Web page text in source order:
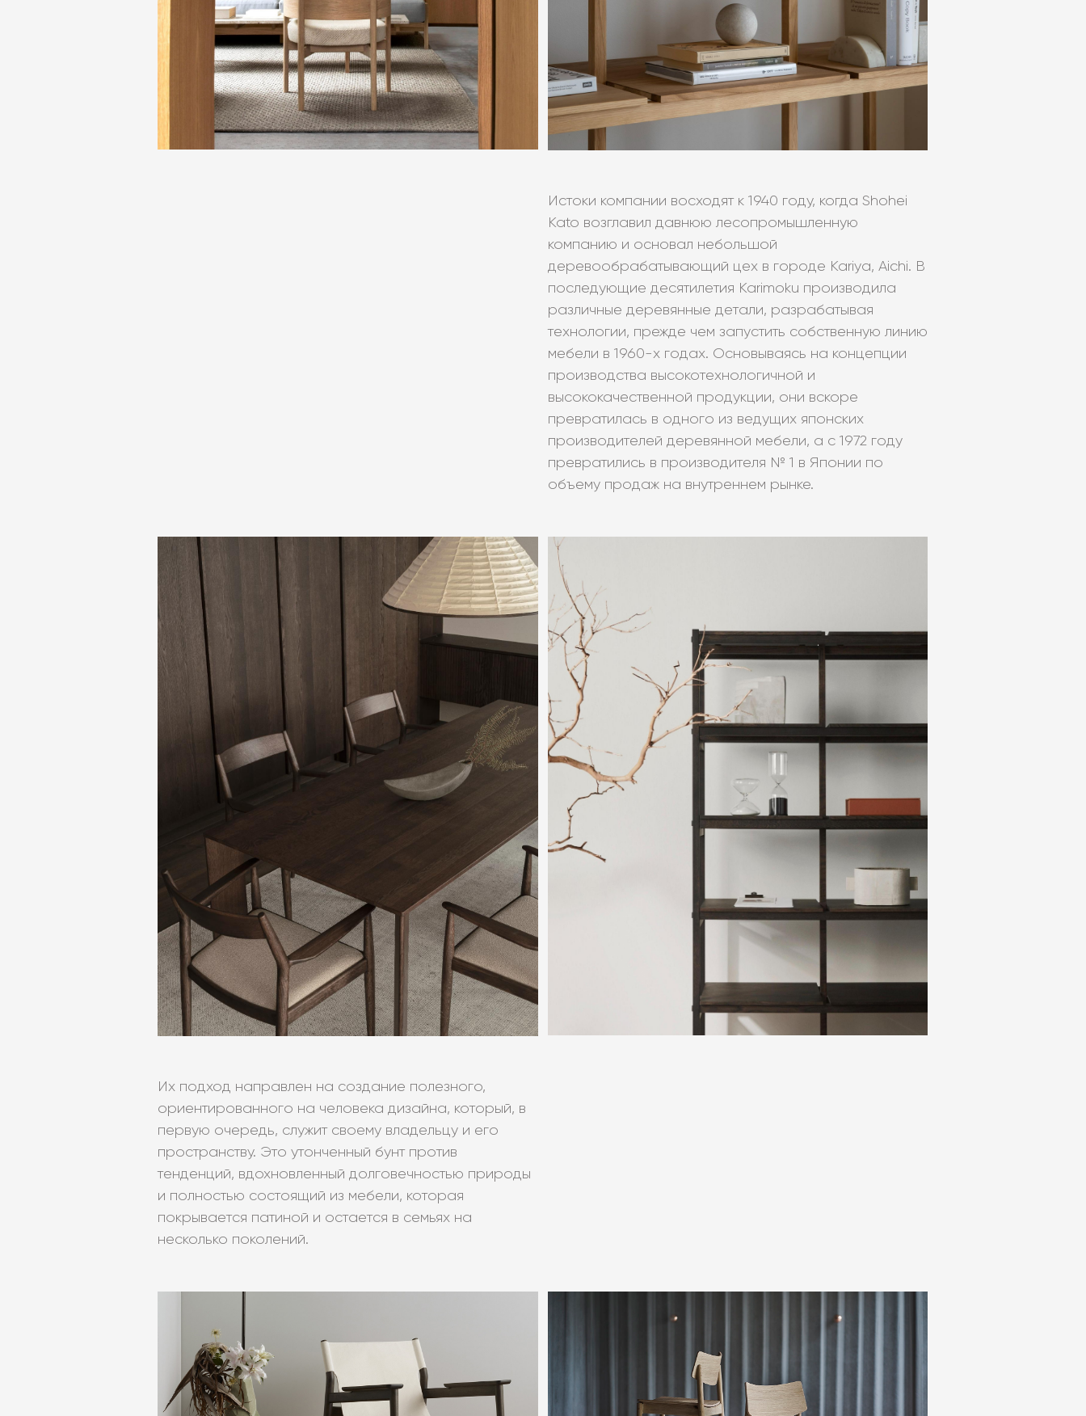
Истоки компании восходят к 1940 году, когда Shohei
Kato возглавил давнюю лесопромышленную
компанию и основал небольшой
деревообрабатывающий цех в городе Kariya, Aichi. В
последующие десятилетия Karimoku производила
различные деревянные детали, разрабатывая
технологии, прежде чем запустить собственную линию
мебели в 1960-х годах. Основываясь на концепции
производства высокотехнологичной и
высококачественной продукции, они вскоре
превратилась в одного из ведущих японских
производителей деревянной мебели, а с 1972 году
превратились в производителя № 1 в Японии по
объему продаж на внутреннем рынке.
Их подход направлен на создание полезного,
ориентированного на человека дизайна, который, в
первую очередь, служит своему владельцу и его
пространству. Это утонченный бунт против
тенденций, вдохновленный долговечностью природы
и полностью состоящий из мебели, которая
покрывается патиной и остается в семьях на
несколько поколений.